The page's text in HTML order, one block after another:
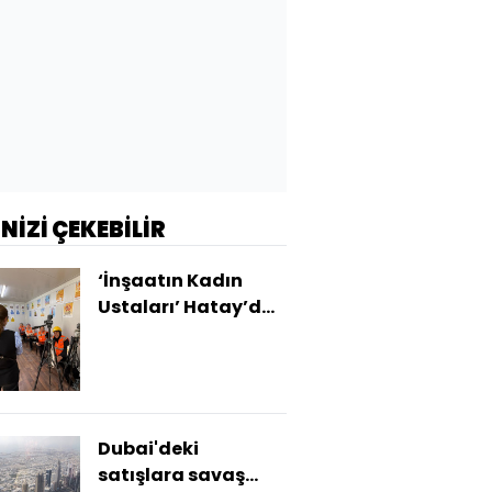
ÇEKEBİLİR
‘İnşaatın Kadın
Ustaları’ Hatay’da
Dubai'deki
satışlara savaş